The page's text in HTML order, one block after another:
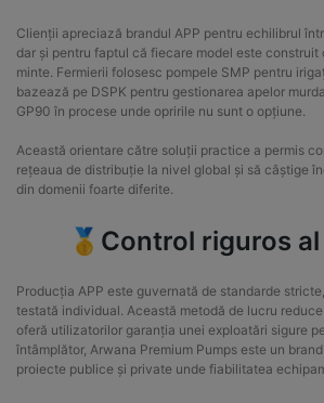
Clienții apreciază brandul APP pentru echilibrul
dar și pentru faptul că fiecare model este construit
minte. Fermierii folosesc pompele SMP pentru
bazează pe DSPK pentru gestionarea apelor
GP90 în procese unde opririle nu sunt o opțiune.
Această orientare către soluții practice a permis
rețeaua de distribuție la nivel global și să câștige
din domenii foarte diferite.
🥇Control riguros
Producția APP este guvernată de standarde
testată individual. Această metodă de lucru
oferă utilizatorilor garanția unei exploatări sigure
întâmplător, Arwana Premium Pumps este un
proiecte publice și private unde fiabilitatea